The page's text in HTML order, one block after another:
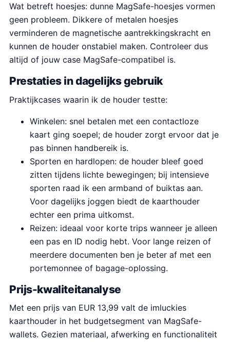
Wat betreft hoesjes: dunne MagSafe-hoesjes vormen
geen probleem. Dikkere of metalen hoesjes
verminderen de magnetische aantrekkingskracht en
kunnen de houder onstabiel maken. Controleer dus
altijd of jouw case MagSafe-compatibel is.
Prestaties in dagelijks gebruik
Praktijkcases waarin ik de houder testte:
Winkelen: snel betalen met een contactloze
kaart ging soepel; de houder zorgt ervoor dat je
pas binnen handbereik is.
Sporten en hardlopen: de houder bleef goed
zitten tijdens lichte bewegingen; bij intensieve
sporten raad ik een armband of buiktas aan.
Voor dagelijks joggen biedt de kaarthouder
echter een prima uitkomst.
Reizen: ideaal voor korte trips wanneer je alleen
een pas en ID nodig hebt. Voor lange reizen of
meerdere documenten ben je beter af met een
portemonnee of bagage-oplossing.
Prijs-kwaliteitanalyse
Met een prijs van EUR 13,99 valt de imluckies
kaarthouder in het budgetsegment van MagSafe-
wallets. Gezien materiaal, afwerking en functionaliteit